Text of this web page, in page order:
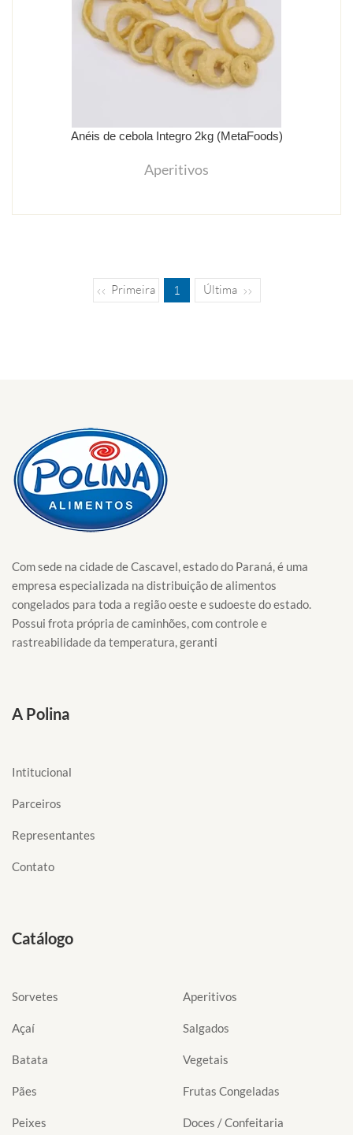
Anéis de cebola Integro 2kg (MetaFoods)
Aperitivos
Primeira 1 Última
Com sede na cidade de Cascavel, estado do Paraná, é uma
empresa especializada na distribuição de alimentos
congelados para toda a região oeste e sudoeste do estado.
Possui frota própria de caminhões, com controle e
rastreabilidade da temperatura, geranti
A Polina
Intitucional
Parceiros
Representantes
Contato
Catálogo
Sorvetes
Açaí
Batata
Pães
Peixes
Aperitivos
Salgados
Vegetais
Frutas Congeladas
Doces / Confeitaria